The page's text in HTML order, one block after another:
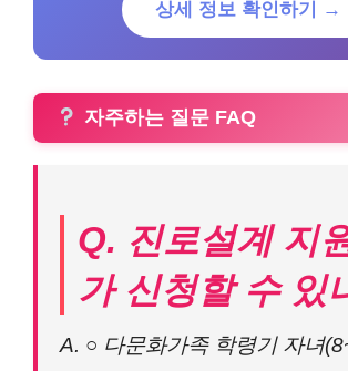
상세 정보 확인하기 →
자주하는 질문 FAQ
Q. 진로설계 지
가 신청할 수 있
A. ○ 다문화가족 학령기 자녀